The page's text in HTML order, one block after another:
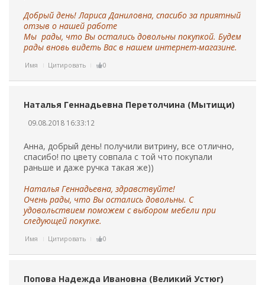
Добрый день! Лариса Даниловна, спасибо за приятный
отзыв о нашей работе
Мы рады, что Вы остались довольны покупкой. Будем
рады вновь видеть Вас в нашем интернет-магазине.
Имя Цитировать 0
Наталья Геннадьевна Перетолчина (Мытищи)
09.08.2018 16:33:12
Анна, добрый день! получили витрину, все отлично,
спасибо! по цвету совпала с той что покупали
раньше и даже ручка такая же))
Наталья Геннадьевна, здравствуйте!
Очень рады, что Вы остались довольны. С
удовольствием поможем с выбором мебели при
следующей покупке.
Имя Цитировать 0
Попова Надежда Ивановна (Великий Устюг)